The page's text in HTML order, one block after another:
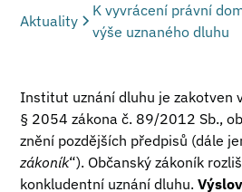
Aktuality
K vyvrácení právní
výše uznaného dluhu
Institut uznání dluhu je zakotven
§ 2054 zákona č. 89/2012 Sb.,
znění pozdějších předpisů (dále
zákoník“). Občanský zákoník
konkludentní uznání dluhu.